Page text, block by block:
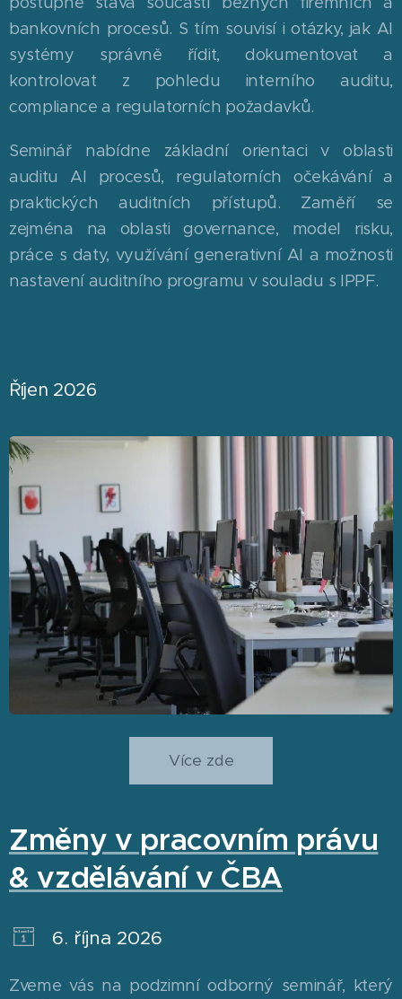
bankovních procesů. S tím souvisí i otázky, jak AI
systémy správně řídit, dokumentovat a
kontrolovat z pohledu interního auditu,
compliance a regulatorních požadavků.
Seminář nabídne základní orientaci v oblasti
auditu AI procesů, regulatorních očekávání a
praktických auditních přístupů. Zaměří se
zejména na oblasti governance, model risku,
práce s daty, využívání generativní AI a možnosti
nastavení auditního programu v souladu s IPPF.
Říjen 2026
Více zde
Změny v pracovním právu
& vzdělávání v ČBA
6. října 2026
Zveme vás na podzimní odborný seminář, který